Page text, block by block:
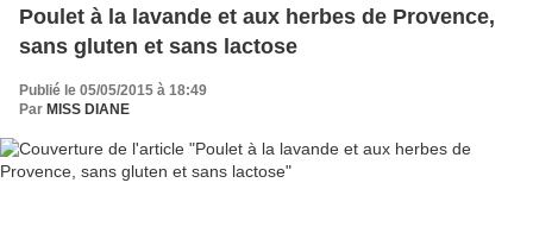
Poulet à la lavande et aux herbes de Provence,
sans gluten et sans lactose
Publié le 05/05/2015 à 18:49
Par MISS DIANE